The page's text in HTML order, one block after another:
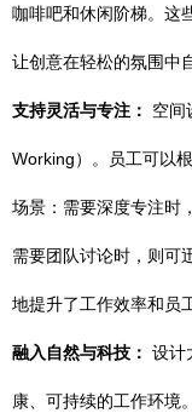
咖啡吧和休闲阶梯。这
让创意在轻松的氛围中
支持灵活与专注： 空间
Working）。员工可以
场景：需要深度专注时
需要团队讨论时，则可
地提升了工作效率和员
融入自然与科技： 设计
康、可持续的工作环境